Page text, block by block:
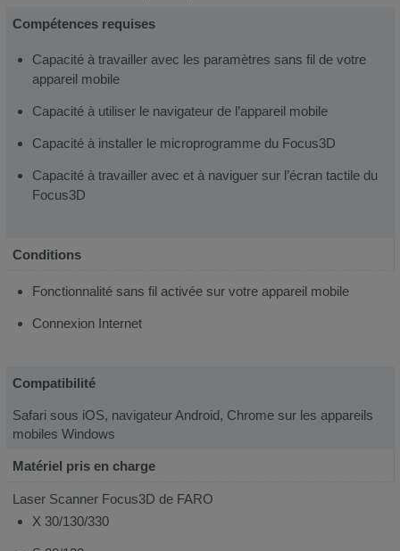
Compétences requises
Capacité à travailler avec les paramètres sans fil de votre
appareil mobile
Capacité à utiliser le navigateur de l’appareil mobile
Capacité à installer le microprogramme du Focus3D
Capacité à travailler avec et à naviguer sur l’écran tactile du
Focus3D
Conditions
Fonctionnalité sans fil activée sur votre appareil mobile
Connexion Internet
Compatibilité
Safari sous iOS, navigateur Android, Chrome sur les appareils
mobiles Windows
Matériel pris en charge
Laser Scanner Focus3D de FARO
X 30/130/330